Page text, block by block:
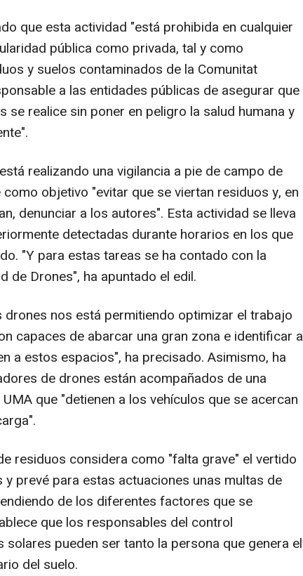
que esta actividad "está prohibida en cualquier
pública como privada, tal y como
y suelos contaminados de la Comunitat
a las entidades públicas de asegurar que
se realice sin poner en peligro la salud humana y
realizando una vigilancia a pie de campo de
objetivo "evitar que se viertan residuos y, en
denunciar a los autores". Esta actividad se lleva
detectadas durante horarios en los que
"Y para estas tareas se ha contado con la
de Drones", ha apuntado el edil.
nos está permitiendo optimizar el trabajo
capaces de abarcar una gran zona e identificar a
a estos espacios", ha precisado. Asimismo, ha
de drones están acompañados de una
que "detienen a los vehículos que se acercan
residuos considera como "falta grave" el vertido
prevé para estas actuaciones unas multas de
de los diferentes factores que se
que los responsables del control
solares pueden ser tanto la persona que genera el
del suelo.